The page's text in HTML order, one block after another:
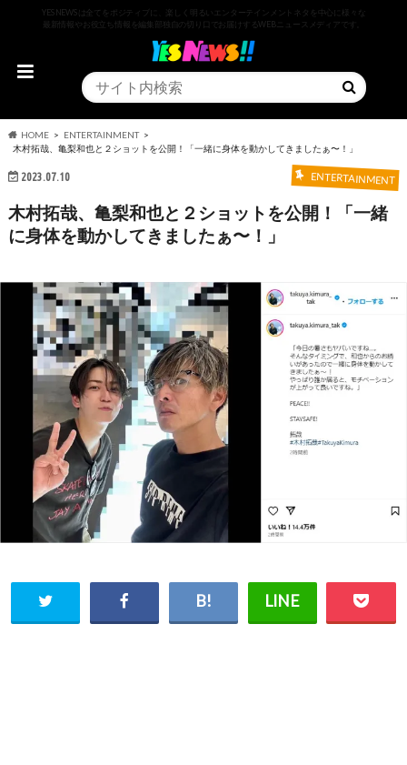
YESNEWSは全てをポジティブに、楽しく明るいエンターテインメントネタを中心に様々な
最新情報やお役立ち情報を編集部独自の切り口でお届けするWEBニュースメディアです。
HOME
ENTERTAINMENT
木村拓哉、亀梨和也と２ショットを公開！「一緒に身体を動かしてきましたぁ〜！」
2023.07.10 ENTERTAINMENT
木村拓哉、亀梨和也と２ショットを公開！「一緒
に身体を動かしてきましたぁ〜！」